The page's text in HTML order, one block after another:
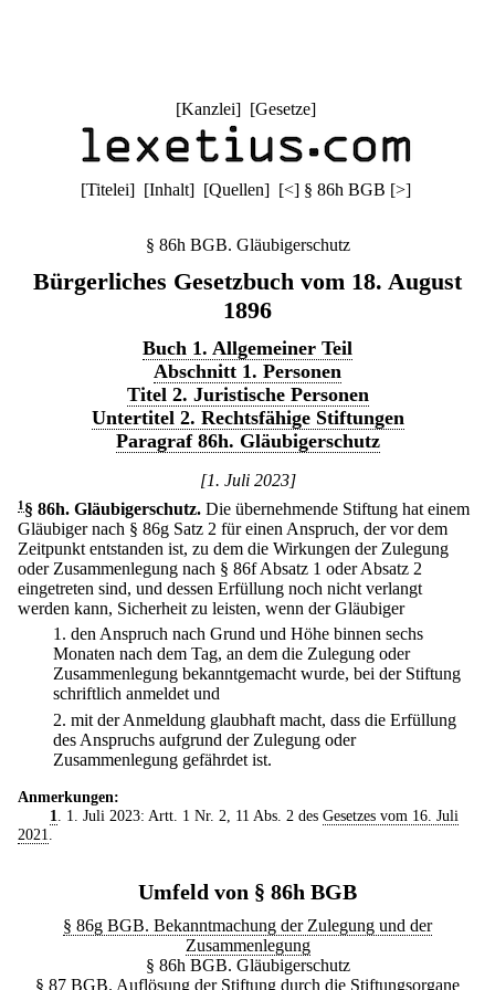
[Kanzlei] [Gesetze]
[Titelei] [Inhalt] [Quellen] [<] § 86h BGB [>]
§ 86h BGB. Gläubigerschutz
Bürgerliches Gesetzbuch vom 18. August
1896
Buch 1. Allgemeiner Teil
Abschnitt 1. Personen
Titel 2. Juristische Personen
Untertitel 2. Rechtsfähige Stiftungen
Paragraf 86h. Gläubigerschutz
[1. Juli 2023]
1 § 86h. Gläubigerschutz. Die übernehmende Stiftung hat einem
Gläubiger nach § 86g Satz 2 für einen Anspruch, der vor dem
Zeitpunkt entstanden ist, zu dem die Wirkungen der Zulegung
oder Zusammenlegung nach § 86f Absatz 1 oder Absatz 2
eingetreten sind, und dessen Erfüllung noch nicht verlangt
werden kann, Sicherheit zu leisten, wenn der Gläubiger
1. den Anspruch nach Grund und Höhe binnen sechs
Monaten nach dem Tag, an dem die Zulegung oder
Zusammenlegung bekanntgemacht wurde, bei der Stiftung
schriftlich anmeldet und
2. mit der Anmeldung glaubhaft macht, dass die Erfüllung
des Anspruchs aufgrund der Zulegung oder
Zusammenlegung gefährdet ist.
Anmerkungen:
1
. 1. Juli 2023: Artt. 1 Nr. 2, 11 Abs. 2 des Gesetzes vom 16. Juli
2021
Umfeld von § 86h BGB
§ 86g BGB. Bekanntmachung der Zulegung und der
Zusammenlegung
§ 86h BGB. Gläubigerschutz
§ 87 BGB. Auflösung der Stiftung durch die Stiftungsorgane